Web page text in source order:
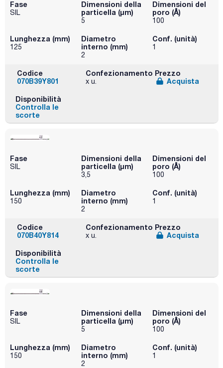
Fase
SIL
Dimensioni della
particella (μm)
5
Dimensioni del
poro (Å)
100
Lunghezza (mm)
125
Diametro
interno (mm)
2
Conf. (unità)
1
Codice
070B39Y801
Confezionamento
x u.
Prezzo
Acquista
Disponibilità
Controlla le
scorte
Fase
SIL
Dimensioni della
particella (μm)
3,5
Dimensioni del
poro (Å)
100
Lunghezza (mm)
150
Diametro
interno (mm)
2
Conf. (unità)
1
Codice
070B40Y814
Confezionamento
x u.
Prezzo
Acquista
Disponibilità
Controlla le
scorte
Fase
SIL
Dimensioni della
particella (μm)
5
Dimensioni del
poro (Å)
100
Lunghezza (mm)
150
Diametro
interno (mm)
2
Conf. (unità)
1